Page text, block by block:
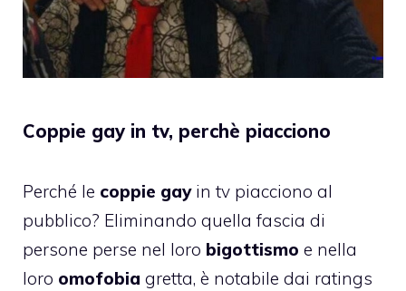
Coppie gay in tv, perchè piacciono
Perché le coppie gayin tv piacciono al
pubblico? Eliminando quella fascia di
persone perse nel loro bigottismo e nella
loro omofobia gretta, è notabile dai ratings